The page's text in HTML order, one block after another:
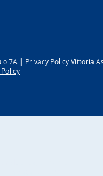
7A | Privacy Policy Vittoria